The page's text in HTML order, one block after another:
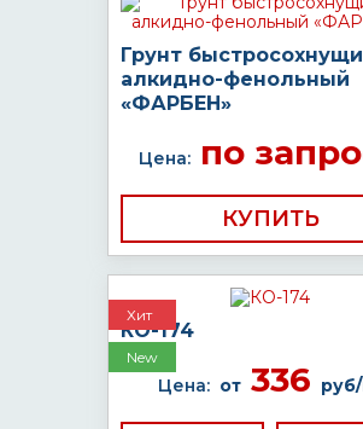
Грунт
алкидно-фенольный
«ФАРБЕН»
Цена:по
КУПИТЬ
Хит
New
КО-174
Цена: от 336